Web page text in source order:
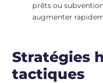
prêts ou
augmenter
Stratégies
tactiques